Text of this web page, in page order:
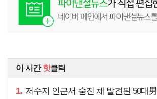
이 시간핫클릭
1. 저수지 인근서 숨진 채 발견된 50대男 반전